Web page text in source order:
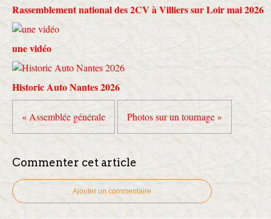
Rassemblement national des 2CV à Villiers sur Loir mai 2026
une vidéo
Historic Auto Nantes 2026
« Assemblée générale Photos sur un tournage »
Commenter cet article
Ajouter un commentaire